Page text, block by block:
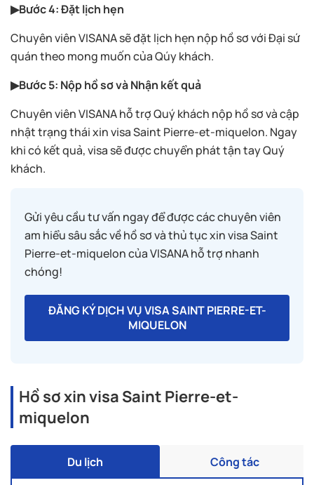
▶Bước 4: Đặt lịch hẹn
Chuyên viên VISANA sẽ đặt lịch hẹn nộp hồ sơ với Đại sứ
quán theo mong muốn của Qúy khách.
▶Bước 5: Nộp hồ sơ và Nhận kết quả
Chuyên viên VISANA hỗ trợ Quý khách nộp hồ sơ và cập
nhật trạng thái xin visa Saint Pierre-et-miquelon. Ngay
khi có kết quả, visa sẽ được chuyển phát tận tay Quý
khách.
Gửi yêu cầu tư vấn ngay để được các chuyên viên
am hiểu sâu sắc về hồ sơ và thủ tục xin visa Saint
Pierre-et-miquelon của VISANA hỗ trợ nhanh
chóng!
ĐĂNG KÝ DỊCH VỤ VISA SAINT PIERRE-ET-
MIQUELON
Hồ sơ xin visa Saint Pierre-et-
miquelon
Du lịch Công tác